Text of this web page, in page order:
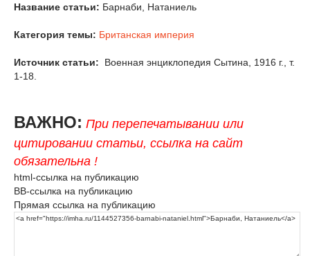
Название статьи: Барнаби, Натаниель
Категория темы: Британская империя
Источник статьи:
Военная энциклопедия Сытина, 1916 г., т.
1-18.
ВАЖНО: При перепечатывании или
цитировании статьи, ссылка на сайт
обязательна !
html-ссылка на публикацию
BB-ссылка на публикацию
Прямая ссылка на публикацию